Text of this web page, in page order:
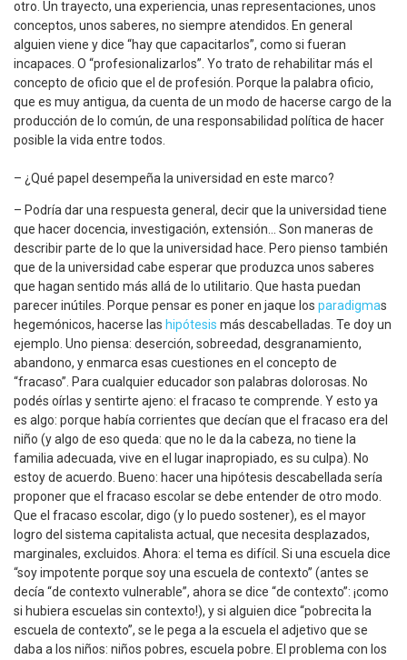
otro. Un trayecto, una experiencia, unas representaciones, unos
conceptos, unos saberes, no siempre atendidos. En general
alguien viene y dice “hay que capacitarlos”, como si fueran
incapaces. O “profesionalizarlos”. Yo trato de rehabilitar más el
concepto de oficio que el de profesión. Porque la palabra oficio,
que es muy antigua, da cuenta de un modo de hacerse cargo de la
producción de lo común, de una responsabilidad política de hacer
posible la vida entre todos.
– ¿Qué papel desempeña la universidad en este marco?
– Podría dar una respuesta general, decir que la universidad tiene
que hacer docencia, investigación, extensión… Son maneras de
describir parte de lo que la universidad hace. Pero pienso también
que de la universidad cabe esperar que produzca unos saberes
que hagan sentido más allá de lo utilitario. Que hasta puedan
parecer inútiles. Porque pensar es poner en jaque los paradigmas
hegemónicos, hacerse las hipótesis más descabelladas. Te doy un
ejemplo. Uno piensa: deserción, sobreedad, desgranamiento,
abandono, y enmarca esas cuestiones en el concepto de
“fracaso”. Para cualquier educador son palabras dolorosas. No
podés oírlas y sentirte ajeno: el fracaso te comprende. Y esto ya
es algo: porque había corrientes que decían que el fracaso era del
niño (y algo de eso queda: que no le da la cabeza, no tiene la
familia adecuada, vive en el lugar inapropiado, es su culpa). No
estoy de acuerdo. Bueno: hacer una hipótesis descabellada sería
proponer que el fracaso escolar se debe entender de otro modo.
Que el fracaso escolar, digo (y lo puedo sostener), es el mayor
logro del sistema capitalista actual, que necesita desplazados,
marginales, excluidos. Ahora: el tema es difícil. Si una escuela dice
“soy impotente porque soy una escuela de contexto” (antes se
decía “de contexto vulnerable”, ahora se dice “de contexto”: ¡como
si hubiera escuelas sin contexto!), y si alguien dice “pobrecita la
escuela de contexto”, se le pega a la escuela el adjetivo que se
daba a los niños: niños pobres, escuela pobre. El problema con los